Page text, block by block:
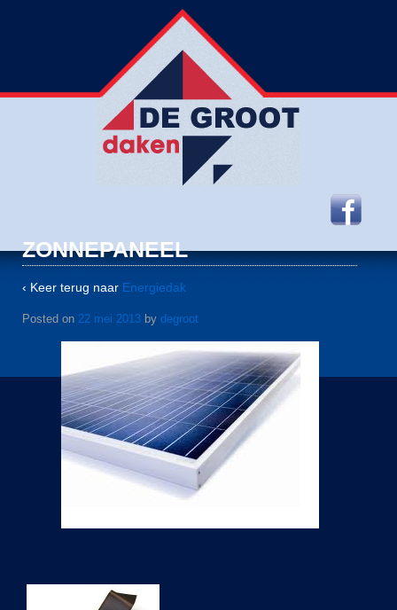
ZONNEPANEEL
‹ Keer terug naar Energiedak
Posted on 22 mei 2013 by degroot